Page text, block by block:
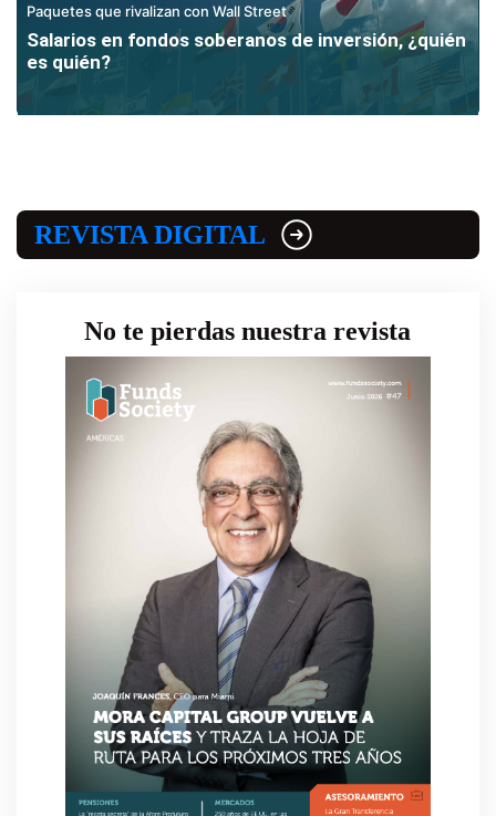
Paquetes que rivalizan con Wall Street
Salarios en fondos soberanos de inversión, ¿quién
es quién?
REVISTA DIGITAL
No te pierdas nuestra revista